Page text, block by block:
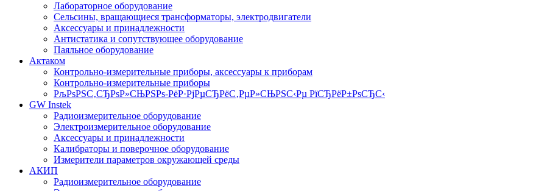
Лабораторное оборудование
Сельсины, вращающиеся трансформаторы, электродвигатели
Аксессуары и принадлежности
Антистатика и сопутствующее оборудование
Паяльное оборудование
Актаком
Контрольно-измерительные приборы, аксессуары к приборам
Контрольно-измерительные приборы
РљРѕРЅС‚СЂРѕР»СЊРЅРѕ-РёР·РјРµСЂРёС‚РµР»СЊРЅС‹Рµ РїСЂРёР±РѕСЂС‹
GW Instek
Радиоизмерительное оборудование
Электроизмерительное оборудование
Аксессуары и принадлежности
Калибраторы и поверочное оборудование
Измерители параметров окружающей среды
АКИП
Радиоизмерительное оборудование